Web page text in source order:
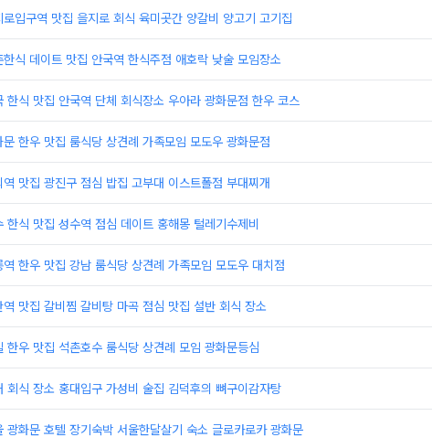
로입구역 맛집 을지로 회식 육미곳간 양갈비 양고기 고기집
한식 데이트 맛집 안국역 한식주점 애호락 낮술 모임장소
한식 맛집 안국역 단체 회식장소 우아라 광화문점 한우 코스
문 한우 맛집 룸식당 상견례 가족모임 모도우 광화문점
역 맛집 광진구 점심 밥집 고부대 이스트폴점 부대찌개
한식 맛집 성수역 점심 데이트 홍해몽 털레기수제비
역 한우 맛집 강남 룸식당 상견례 가족모임 모도우 대치점
역 맛집 갈비찜 갈비탕 마곡 점심 맛집 설반 회식 장소
한우 맛집 석촌호수 룸식당 상견례 모임 광화문등심
회식 장소 홍대입구 가성비 술집 김덕후의 뼈구이감자탕
광화문 호텔 장기숙박 서울한달살기 숙소 글로카로카 광화문